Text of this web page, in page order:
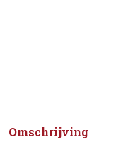
Omschrijving